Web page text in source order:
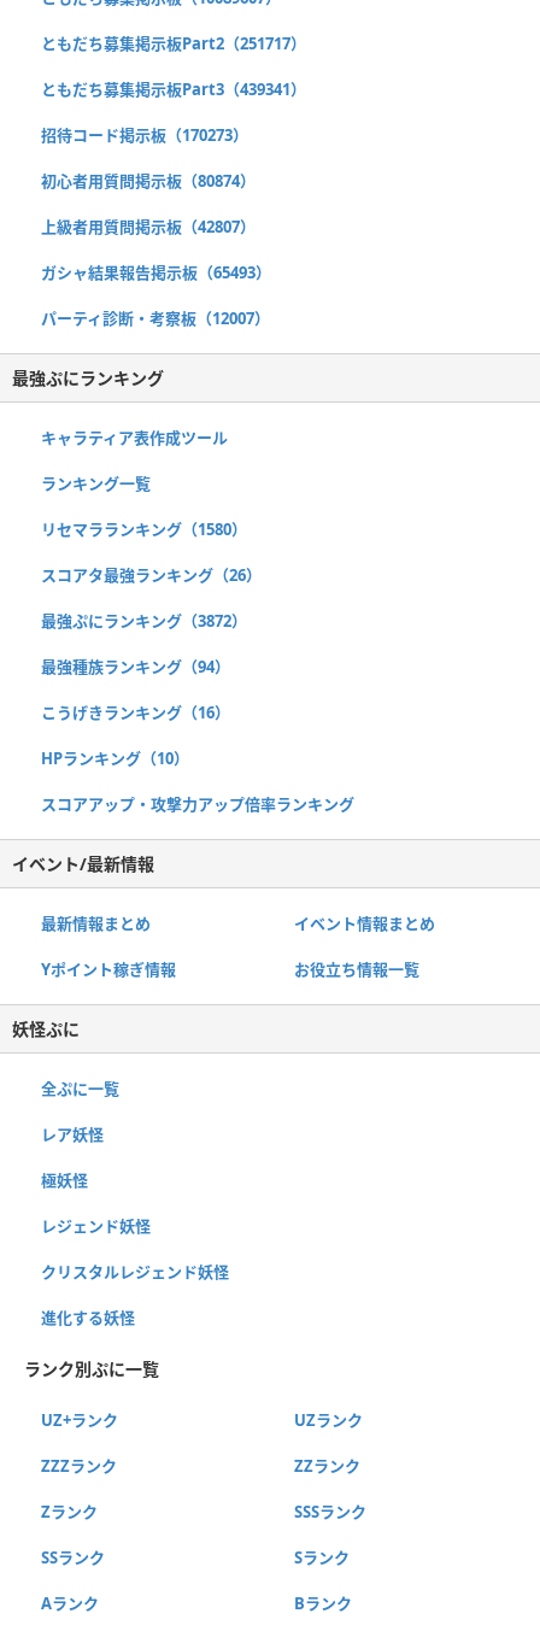
ともだち募集掲示板Part2（251717）
ともだち募集掲示板Part3（439341）
招待コード掲示板（170273）
初心者用質問掲示板（80874）
上級者用質問掲示板（42807）
ガシャ結果報告掲示板（65493）
パーティ診断・考察板（12007）
最強ぷにランキング
キャラティア表作成ツール
ランキング一覧
リセマラランキング（1580）
スコアタ最強ランキング（26）
最強ぷにランキング（3872）
最強種族ランキング（94）
こうげきランキング（16）
HPランキング（10）
スコアアップ・攻撃力アップ倍率ランキング
イベント/最新情報
最新情報まとめ イベント情報まとめ
Yポイント稼ぎ情報 お役立ち情報一覧
妖怪ぷに
全ぷに一覧
レア妖怪
極妖怪
レジェンド妖怪
クリスタルレジェンド妖怪
進化する妖怪
ランク別ぷに一覧
UZ+ランク UZランク
ZZZランク ZZランク
Zランク SSSランク
SSランク Sランク
Aランク Bランク